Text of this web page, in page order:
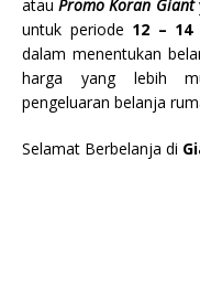
atauPromo Koran Giant
untuk periode 12 – 14
dalam menentukan
harga yang lebih
pengeluaran belanja
Selamat Berbelanja di